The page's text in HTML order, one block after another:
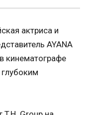
актриса и
AYANA
кинематографе